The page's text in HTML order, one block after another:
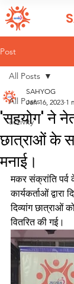
Post
All Posts
activity
All Posts
'सहयोग' ने
छात्राओं के
मनाई।
SAHYOG
Jan 16, 2023 1
मकर संक्रांति
कार्यकर्ताओं द्वारा
दिव्यांग छात्राओं
वितरित की गई।